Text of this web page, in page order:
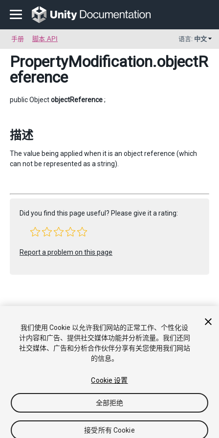
手册 脚本 API 语言: 中文
PropertyModification.objectR
eference
public ObjectobjectReference;
描述
The value being applied when it is an object reference (which
can not be represented as a string).
Did you find this page useful? Please give it a rating:
Report a problem on this page
Copyright © 2022 Unity Technologies. Publication 2022.1
教程
社区答案 知识库 论坛 Asset Store
商标和使用条款
法律条款
隐私政策 Cookie
不要出售或分享我的个人信息
我们使用 Cookie 以允许我们网站的正常工作、个性化设
计内容和广告、提供社交媒体功能并分析流量。我们还同
社交媒体、广告和分析合作伙伴分享有关您使用我们网站
的信息。
Cookie 设置
全部拒绝
接受所有 Cookie